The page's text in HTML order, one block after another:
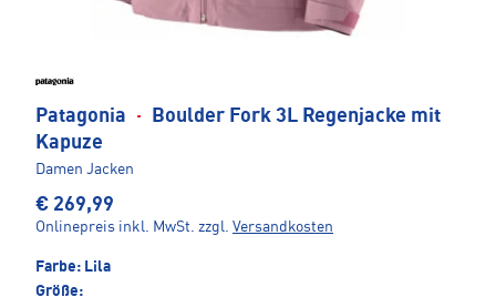
Patagonia ·
Boulder Fork 3L Regenjacke mit
Kapuze
Damen Jacken
€ 269,99
Onlinepreis inkl. MwSt. zzgl. Versandkosten
Farbe: Lila
Größe: